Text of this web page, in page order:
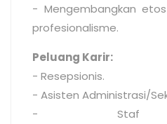
- Mengembangkan
profesionalisme.
Peluang Karir:
- Resepsionis.
- Asisten Administrasi/
- Staf